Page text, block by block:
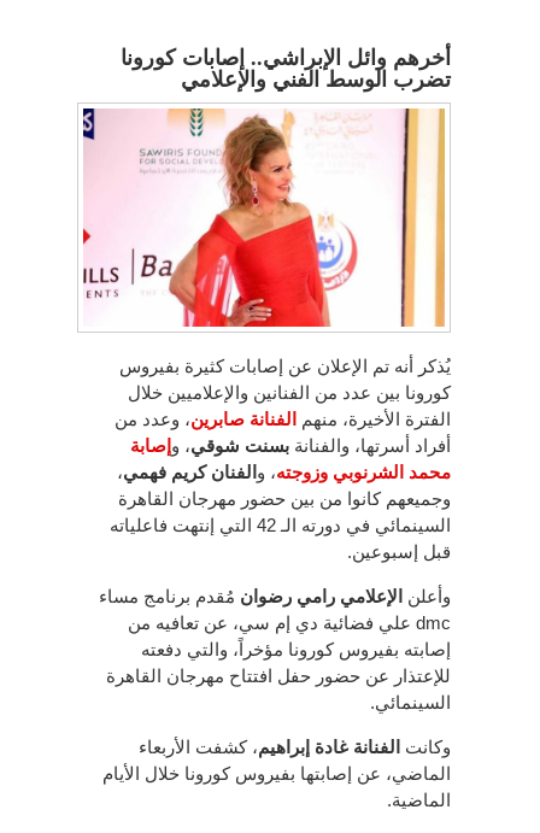
أخرهم وائل الإبراشي.. إصابات كورونا
تضرب الوسط الفني والإعلامي
يُذكر أنه تم الإعلان عن إصابات كثيرة بفيروس
كورونا بين عدد من الفنانين والإعلاميين خلال
الفترة الأخيرة، منهم
الفنانة صابرين، وعدد من
أفراد أسرتها، والفنانة بسنت شوقي، و إصابة
محمد الشرنوبي وزوجته، و الفنان كريم فهمي،
وجميعهم كانوا من بين حضور مهرجان القاهرة
السينمائي في دورته الـ 42 التي إنتهت فاعلياته
قبل إسبوعين.
وأعلن الإعلامي رامي رضوان مُقدم برنامج مساء
dmc علي فضائية دي إم سي، عن تعافيه من
إصابته بفيروس كورونا مؤخراً، والتي دفعته
للإعتذار عن حضور حفل افتتاح مهرجان القاهرة
السينمائي.
وكانت الفنانة غادة إبراهيم، كشفت الأربعاء
الماضي، عن إصابتها بفيروس كورونا خلال الأيام
الماضية.